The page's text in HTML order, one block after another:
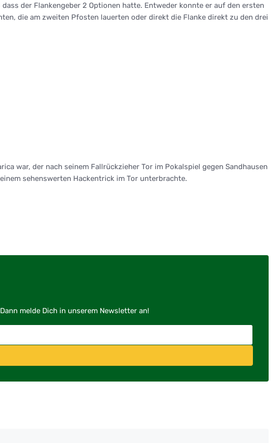
der Flankengeber 2 Optionen hatte. Entweder konnte er auf den ersten
die am zweiten Pfosten lauerten oder direkt die Flanke direkt zu den drei
war, der nach seinem Fallrückzieher Tor im Pokalspiel gegen Sandhausen
sehenswerten Hackentrick im Tor unterbrachte.
melde Dich in unserem Newsletter an!